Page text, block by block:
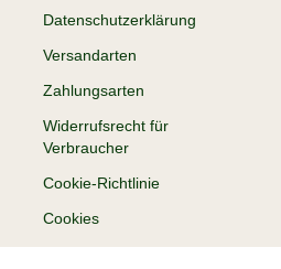
Datenschutzerklärung
Versandarten
Zahlungsarten
Widerrufsrecht für
Verbraucher
Cookie-Richtlinie
Cookies